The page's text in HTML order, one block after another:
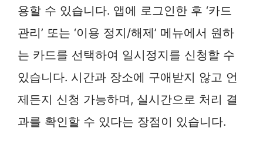
용할 수 있습니다. 앱에 로그인한 후 ‘카드
관리’ 또는 ‘이용 정지/해제’ 메뉴에서 원하
는 카드를 선택하여 일시정지를 신청할 수
있습니다. 시간과 장소에 구애받지 않고 언
제든지 신청 가능하며, 실시간으로 처리 결
과를 확인할 수 있다는 장점이 있습니다.